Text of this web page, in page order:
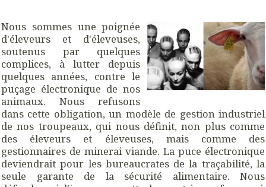
Nous sommes une poignée
d'éleveurs et d'éleveuses,
soutenus par quelques
complices, à lutter depuis
quelques années, contre le
puçage électronique de nos
animaux. Nous refusons
dans cette obligation, un modèle de gestion industriel
de nos troupeaux, qui nous définit, non plus comme
des éleveurs et éleveuses, mais comme des
gestionnaires de minerai viande. La puce électronique
deviendrait pour les bureaucrates de la traçabilité, la
seule garante de la sécurité alimentaire. Nous